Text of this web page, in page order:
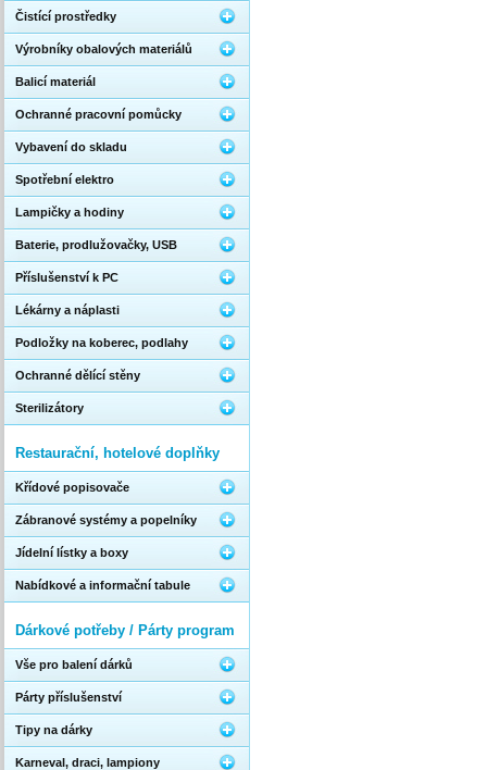
Čistící prostředky
Výrobníky obalových materiálů
Balicí materiál
Ochranné pracovní pomůcky
Vybavení do skladu
Spotřební elektro
Lampičky a hodiny
Baterie, prodlužovačky, USB
Příslušenství k PC
Lékárny a náplasti
Podložky na koberec, podlahy
Ochranné dělící stěny
Sterilizátory
Restaurační, hotelové doplňky
Křídové popisovače
Zábranové systémy a popelníky
Jídelní lístky a boxy
Nabídkové a informační tabule
Dárkové potřeby / Párty program
Vše pro balení dárků
Párty příslušenství
Tipy na dárky
Karneval, draci, lampiony